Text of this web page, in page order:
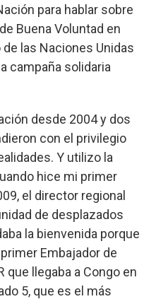
para hablar sobre
Buena Voluntad en
las Naciones Unidas
campaña solidaria
desde 2004 y dos
con el privilegio
Y utilizo la
hice mi primer
el director regional
de desplazados
la bienvenida porque
Embajador de
que llegaba a Congo en
5, que es el más